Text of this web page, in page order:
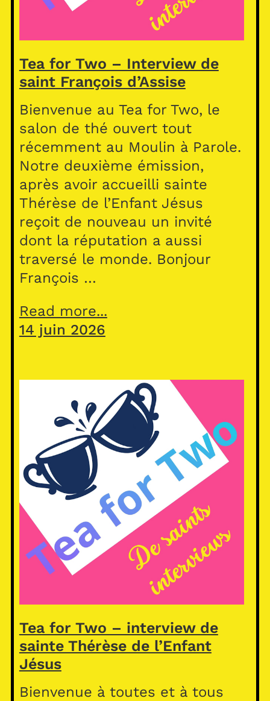
Tea for Two – Interview de
saint François d’Assise
Bienvenue au Tea for Two, le
salon de thé ouvert tout
récemment au Moulin à Parole.
Notre deuxième émission,
après avoir accueilli sainte
Thérèse de l’Enfant Jésus
reçoit de nouveau un invité
dont la réputation a aussi
traversé le monde. Bonjour
François …
Read more...
14 juin 2026
Tea for Two – interview de
sainte Thérèse de l’Enfant
Jésus
Bienvenue à toutes et à tous